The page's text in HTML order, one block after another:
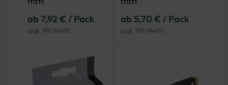
ab 7,92 € / Pack
zzgl. 19% MwSt.
ab 5,70 € / Pack
zzgl. 19% MwSt.